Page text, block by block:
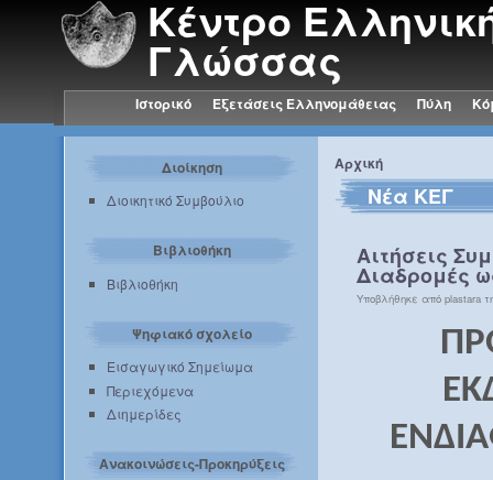
Κέντρο
Γλώσσας
Ιστορικό Εξετάσεις Ελληνομάθειας Πύλη
Διοίκηση
Διοικητικό Συμβούλιο
Βιβλιοθήκη
Βιβλιοθήκη
Ψηφιακό σχολείο
Εισαγωγικό Σημείωμα
Περιεχόμενα
Διημερίδες
Ανακοινώσεις-Προκηρύξεις
Αρχική
Νέα ΚΕΓ
Αιτήσεις
Διαδρομές
Υποβλήθηκε από plastara